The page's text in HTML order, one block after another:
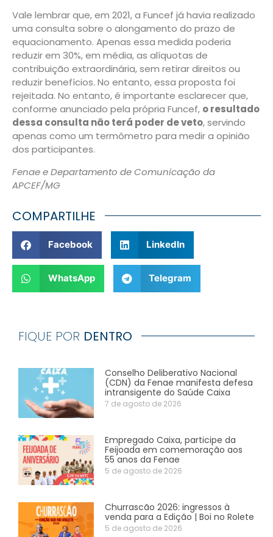
Vale lembrar que, em 2021, a Funcef já havia realizado
uma consulta sobre o alongamento do prazo de
equacionamento. Apenas essa medida poderia
reduzir em 30%, em média, as alíquotas de
contribuição extraordinária, sem retirar direitos ou
reduzir benefícios. No entanto, essa proposta foi
rejeitada. No entanto, é importante esclarecer que,
conforme anunciado pela própria Funcef, o resultado
dessa consulta não terá poder de veto, servindo
apenas como um termômetro para medir a opinião
dos participantes.
Fenae e Departamento de Comunicação da
APCEF/MG
COMPARTILHE
Facebook LinkedIn
WhatsApp Telegram
FIQUE POR DENTRO
Conselho Deliberativo Nacional
(CDN) da Fenae manifesta defesa
intransigente do Saúde Caixa
7 de agosto de 2026
Empregado Caixa, participe da
Feijoada em comemoração aos
55 anos da Fenae
5 de agosto de 2026
Churrascão 2026: ingressos à
venda para a Edição | Boi no Rolete
5 de agosto de 2026